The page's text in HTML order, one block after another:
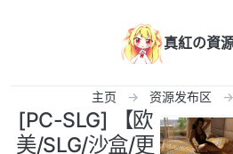
真紅の資
主页 资源发布区
[PC-SLG] 【欧
美/SLG/沙盒/更